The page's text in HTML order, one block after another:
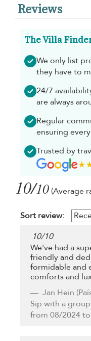
Reviews
The Villa
We only list
they have to
24/7
are always
Regular
ensuring
Trusted by
10/10 (Average
Sort review:
10/10
We've had a
friendly and
formidable and
comforts and
Jan Hein
Sip with a
from 08/2024